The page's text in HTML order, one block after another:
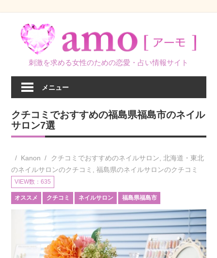
刺激を求める女性のための恋愛・占い情報サイト
メニュー
クチコミでおすすめの福島県福島市のネイル
サロン7選
Kanon クチコミでおすすめのネイルサロン 北海道・東北
のネイルサロンのクチコミ
福島県のネイルサロンのクチコミ
VIEW数：635
オススメ クチコミ ネイルサロン 福島県福島市